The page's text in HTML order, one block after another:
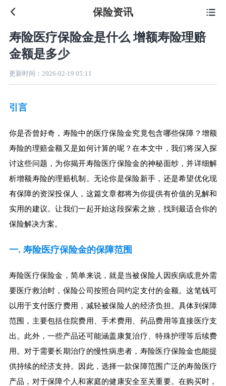
 保险资讯
寿险医疗保险金是什么 增额寿险理赔
金额是多少
更新时间： 2026-02-19 05:11
引言
你是否曾好奇，寿险中的医疗保险金究竟包含哪些保障？增额
寿险的理赔金额又是如何计算的呢？在本文中，我们将深入探
讨这些问题，为你揭开寿险医疗保险金的神秘面纱，并详细解
析增额寿险的理赔机制。无论你是保险新手，还是希望优化现
有保障的资深投保人，这篇文章都将为你提供有价值的见解和
实用的建议。让我们一起开始这段探索之旅，找到最适合你的
保险解决方案。
一. 寿险医疗保险金的保障范围
寿险医疗保险金，简单来说，就是当被保险人因疾病或意外需
要医疗救治时，保险公司按照合同约定支付的金额。这笔钱可
以用于支付医疗费用，减轻被保险人的经济负担。具体到保障
范围，主要包括住院费用、手术费用、药品费用等直接医疗支
出。此外，一些产品还可能涵盖康复治疗、特殊护理等后续费
用。对于需要长期治疗的慢性病患者，寿险医疗保险金也能提
供持续的经济支持。因此，选择一款保障范围广泛的寿险医疗
产品，对于保障个人和家庭的健康安全至关重要。在购买时，